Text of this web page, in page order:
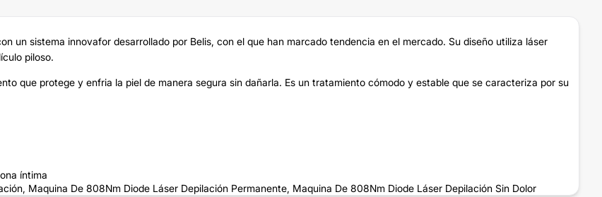
un sistema innovafor desarrollado por Belis, con el que han marcado tendencia en el mercado. Su diseño utiliza láser
piloso.
que protege y enfria la piel de manera segura sin dañarla. Es un tratamiento cómodo y estable que se caracteriza por su
íntima
Maquina De 808Nm Diode Láser Depilación Permanente, Maquina De 808Nm Diode Láser Depilación Sin Dolor